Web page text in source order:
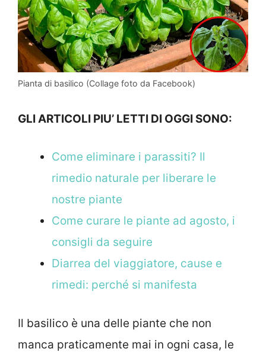
Pianta di basilico (Collage foto da Facebook)
GLI ARTICOLI PIU’ LETTI DI OGGI SONO:
Come eliminare i parassiti? Il
rimedio naturale per liberare le
nostre piante
Come curare le piante ad agosto, i
consigli da seguire
Diarrea del viaggiatore, cause e
rimedi: perché si manifesta
Il basilico è una delle piante che non
manca praticamente mai in ogni casa, le